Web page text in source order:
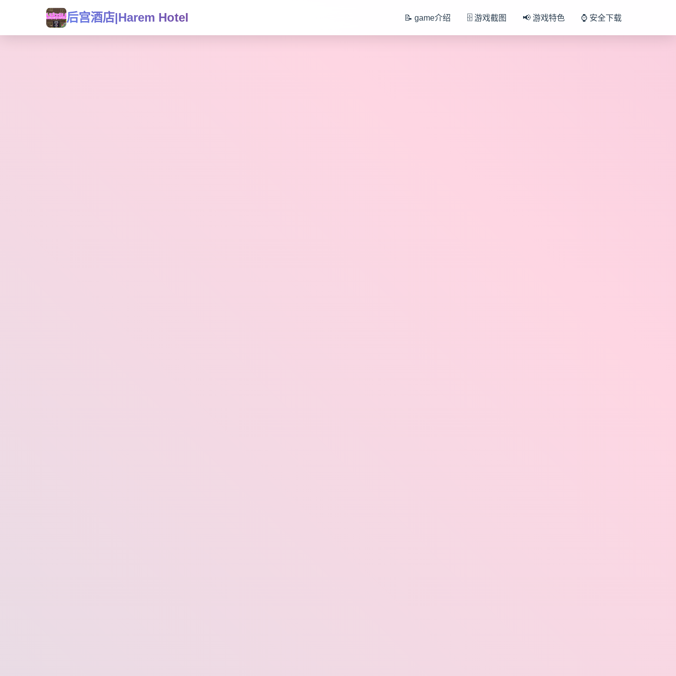
后宫酒店|Harem Hotel 📝 game介绍 🗄️ 游戏截图 📢 游戏特色 ⌚ 安全下载